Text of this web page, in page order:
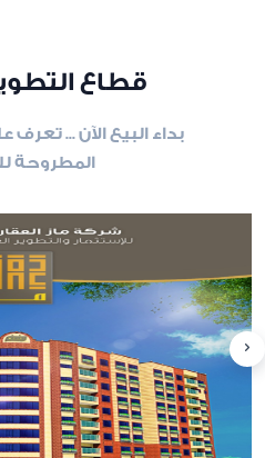
قطاع
بداء البيع الآن ...
المطروحة